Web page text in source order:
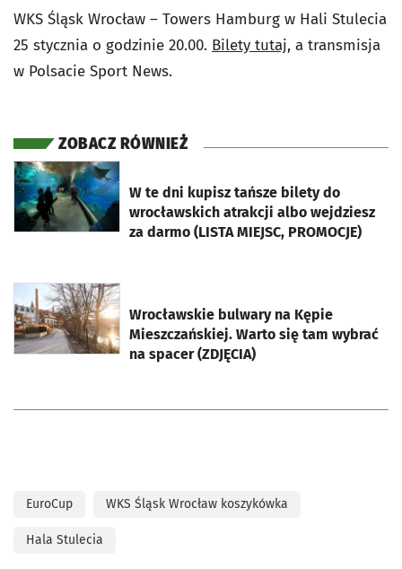
WKS Śląsk Wrocław – Towers Hamburg w Hali Stulecia
25 stycznia o godzinie 20.00. Bilety tutaj, a transmisja
w Polsacie Sport News.
ZOBACZ RÓWNIEŻ
W te dni kupisz tańsze bilety do
wrocławskich atrakcji albo wejdziesz
za darmo (LISTA MIEJSC, PROMOCJE)
otworzy się w nowej karcie
Wrocławskie bulwary na Kępie
Mieszczańskiej. Warto się tam wybrać
na spacer (ZDJĘCIA)
otworzy się w nowej karcie
EuroCup WKS Śląsk Wrocław koszykówka
Hala Stulecia